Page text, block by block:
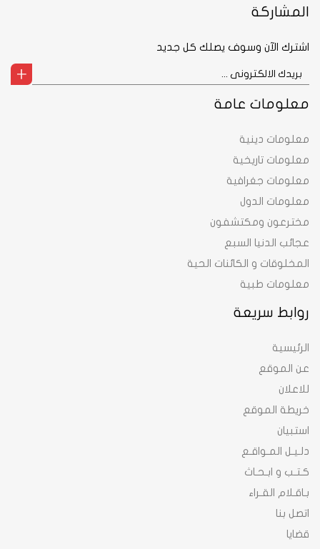
روابط سريعة
الرئيسية
عن الموقع
للاعلان
خريطة الموقع
استبيان
دلـيـل المـواقـع
كـتـب و ابـحـاث
بـاقـلام القـراء
اتصل بنا
قضايا
معلومات عامة
معلومات دينية
معلومات تاريخية
معلومات جغرافية
معلومات الدول
مخترعون ومكتشفون
عجائب الدنيا السبع
المخلوقات و الكائنات الحية
معلومات طبية
المشاركة
اشترك الآن وسوف يصلك كل جديد